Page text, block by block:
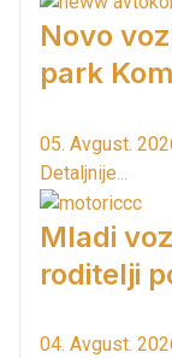
Novo
park
05. Avgust.
Detaljnije...
Mladi
roditelji
04. Avgust.